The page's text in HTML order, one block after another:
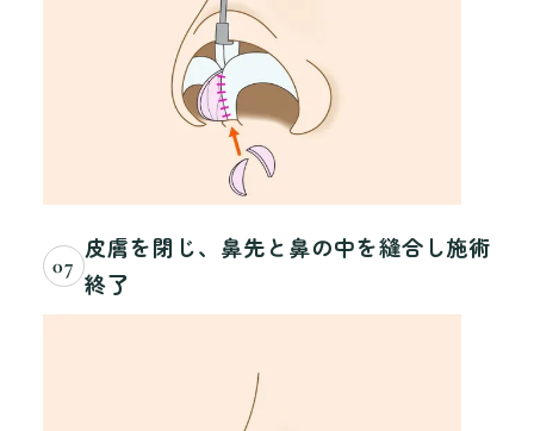
07
皮膚を閉じ、鼻先と鼻の中を縫合し施術
終了